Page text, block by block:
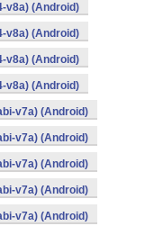
v8a) (Android)
v8a) (Android)
v8a) (Android)
v8a) (Android)
v7a) (Android)
v7a) (Android)
v7a) (Android)
v7a) (Android)
v7a) (Android)